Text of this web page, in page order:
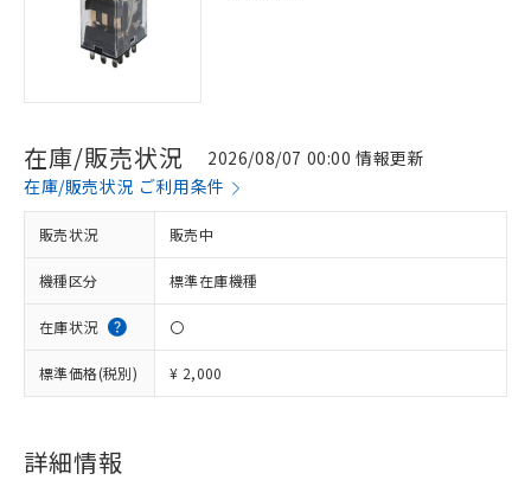
在庫/販売状況
2026/08/07 00:00 情報更新
在庫/販売状況 ご利用条件
販売状況 販売中
機種区分 標準在庫機種
在庫状況 〇
標準価格(税別) ¥ 2,000
詳細情報